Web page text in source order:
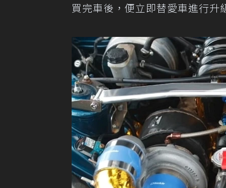
買完車後，便立即替愛車進行